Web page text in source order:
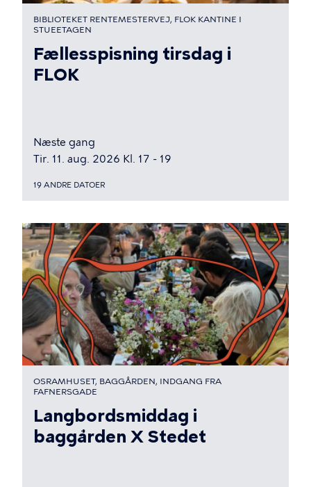
BIBLIOTEKET RENTEMESTERVEJ, FLOK KANTINE I
STUEETAGEN
Fællesspisning tirsdag i
FLOK
Næste gang
Tir. 11. aug. 2026 Kl. 17 - 19
19 ANDRE DATOER
OSRAMHUSET, BAGGÅRDEN, INDGANG FRA
FAFNERSGADE
Langbordsmiddag i
baggården X Stedet